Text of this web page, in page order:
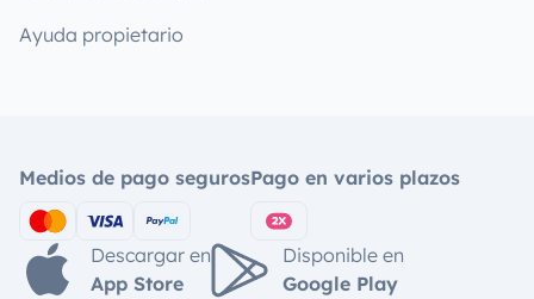
Ayuda propietario
Medios de pago segurosPago en varios plazos
Descargar en
App Store
Disponible en
Google Play